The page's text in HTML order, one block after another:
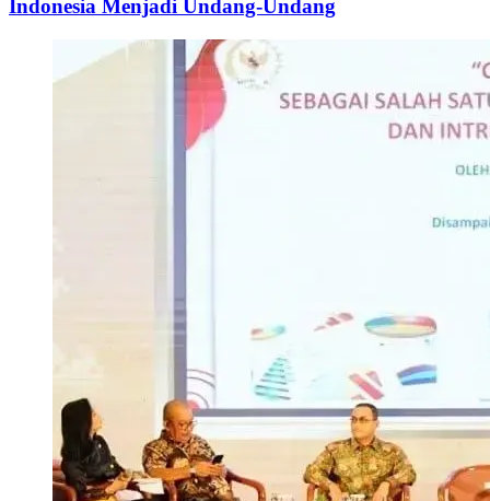
Indonesia Menjadi Undang-Undang